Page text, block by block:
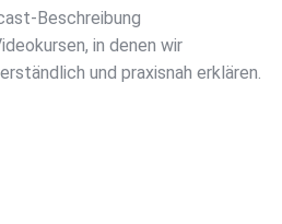
Beschreibung
in denen wir
und praxisnah erklären.